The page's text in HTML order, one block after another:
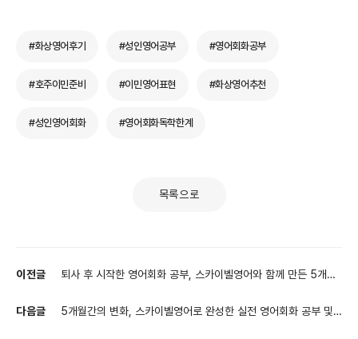
#화상영어후기 #성인영어공부 #영어회화공부
#호주이민준비 #이민영어표현 #화상영어추천
#성인영어회화 #영어회화독학한계
목록으로
이전글
퇴사 후 시작한 영어회화 공부, 스카이벨영어와 함께 만든 5개월
다음글
5개월간의 변화, 스카이벨영어로 완성한 실전 영어회화 공부 및